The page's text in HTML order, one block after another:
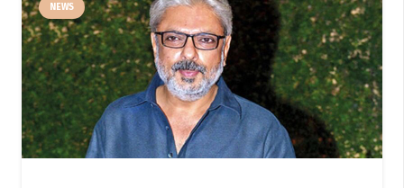
NEWS